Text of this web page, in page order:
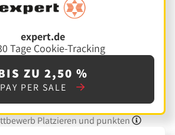
expert.de
Tage Cookie-Tracking
ZU 2,50 %
PAY PER SALE
Platzieren und punkten